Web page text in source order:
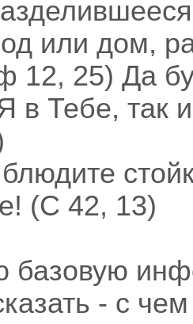
или дом,
12, 25) Да
в Тебе, так
(С 42, 13)
базовую
- с